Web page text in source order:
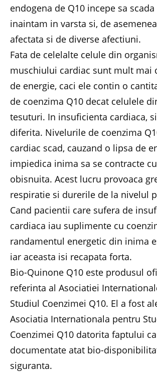
endogena de Q10 incepe sa
inaintam in varsta si, de
afectata si de diverse afectiuni.
Fata de celelalte celule din
muschiului cardiac sunt mult mai
de energie, caci ele contin o
de coenzima Q10 decat celulele
tesuturi. In insuficienta cardiaca,
diferita. Nivelurile de coenzima
cardiac scad, cauzand o lipsa de
impiedica inima sa se contracte
obisnuita. Acest lucru provoaca
respiratie si durerile de la nivelul
Cand pacientii care sufera de
cardiaca iau suplimente cu
randamentul energetic din inima
iar aceasta isi recapata forta.
Bio-Quinone Q10 este produsul
referinta al Asociatiei
Studiul Coenzimei Q10. El a fost
Asociatia Internationala pentru
Coenzimei Q10 datorita faptului
documentate atat bio-
siguranta.